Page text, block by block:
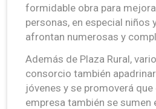
formidable obra para
personas, en especial niños
afrontan numerosas y
Además de Plaza Rural,
consorcio también
jóvenes y se promoverá
empresa también se